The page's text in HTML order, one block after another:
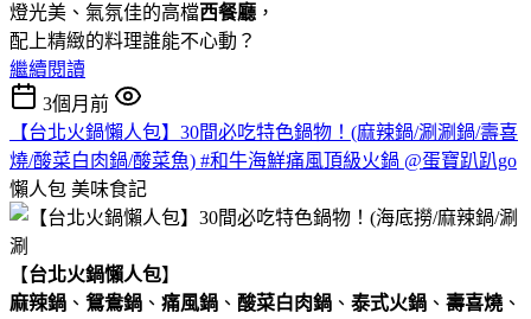
燈光美、氣氛佳的高檔西餐廳 ，
配上精緻的料理誰能不心動？
繼續閱讀
3個月前
【台北火鍋懶人包】30間必吃特色鍋物！(麻辣鍋/涮涮鍋/壽喜
燒/酸菜白肉鍋/酸菜魚) #和牛海鮮痛風頂級火鍋 @蛋寶趴趴go
懶人包 美味食記
【台北火鍋懶人包】
麻辣鍋 、 鴛鴦鍋 、 痛風鍋 、 酸菜白肉鍋 、 泰式火鍋 、 壽喜燒 、